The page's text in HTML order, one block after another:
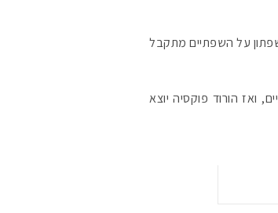
על השפתיים מתקבל
ואז הורוד פוקסיה יוצא